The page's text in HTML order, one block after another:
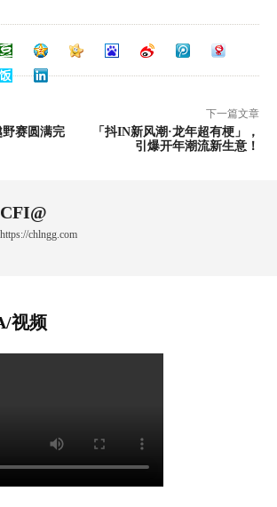
野赛圆满完
下一篇文章
「抖IN新风潮·龙年超有梗」，
引爆开年潮流新生意！
CFI@
https://chlngg.com
视频